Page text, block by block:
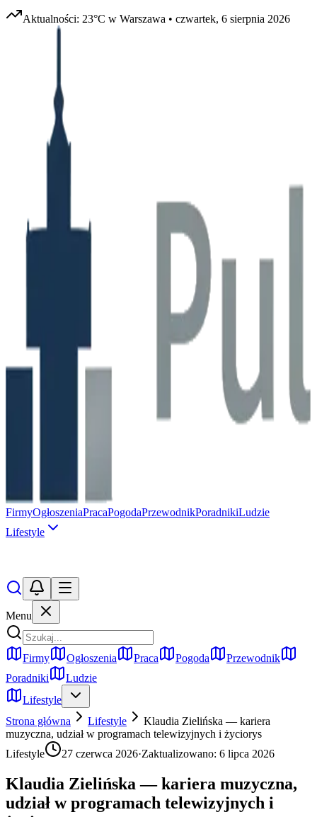
Aktualności: 23°C w Warszawa • czwartek, 6 sierpnia 2026
FirmyOgłoszeniaPracaPogodaPrzewodnikPoradnikiLudzie
Lifestyle
Menu
Firmy Ogłoszenia Praca Pogoda
Przewodnik
Poradniki
Ludzie
Lifestyle
Strona główna
Lifestyle
Klaudia Zielińska — kariera
muzyczna, udział w programach telewizyjnych i życiorys
Lifestyle
27 czerwca 2026·Zaktualizowano: 6 lipca 2026
Klaudia Zielińska — kariera muzyczna,
udział w programach telewizyjnych i